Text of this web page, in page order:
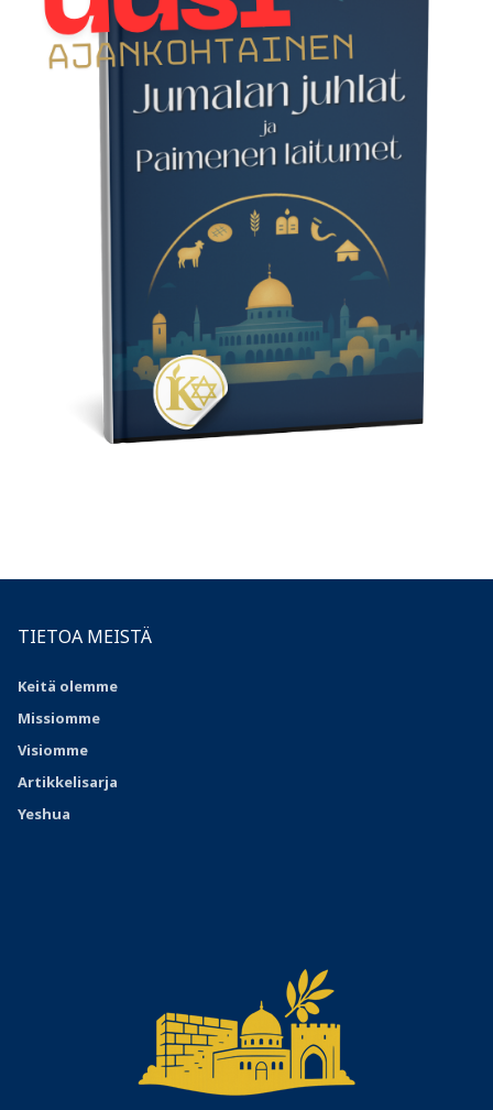
TIETOA MEISTÄ
Keitä olemme
Missiomme
Visiomme
Artikkelisarja
Yeshua